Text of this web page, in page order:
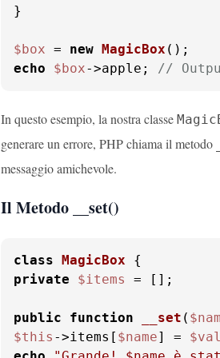
}
$box = new MagicBox
echo
$box->apple; //
In questo esempio, la nostra classe
generare un errore, PHP chiama il metodo
messaggio amichevole.
Il Metodo __set()
class MagicBox
private
$items = [];
public function __set (
$this ->items[ $name] =